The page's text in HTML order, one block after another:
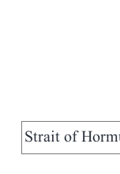
Strait of